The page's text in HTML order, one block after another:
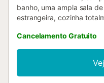
banho, uma ampla sala
estrangeira, cozinha
privada, fica apenas a 10
Fuengirola, bem como a
internacional de
Costa del Sol, o Calanova
localização única e
Cancelamento Gratuito